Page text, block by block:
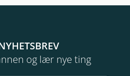
og lær nye ting